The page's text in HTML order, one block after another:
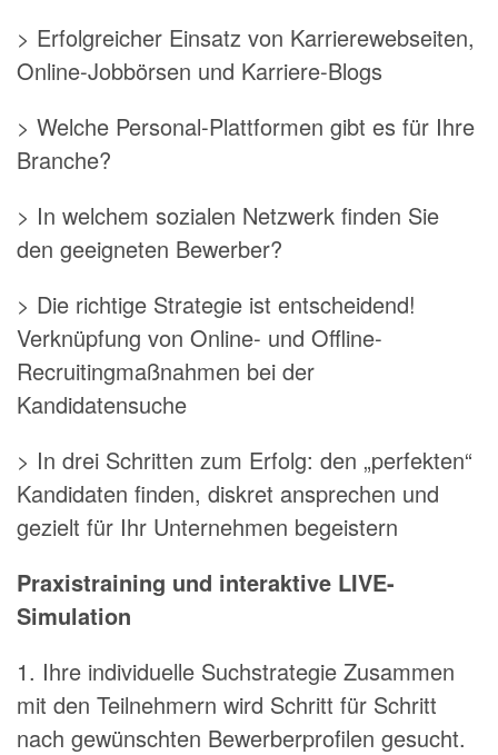
> Erfolgreicher Einsatz von Karrierewebseiten,
Online-Jobbörsen und Karriere-Blogs
> Welche Personal-Plattformen gibt es für Ihre
Branche?
> In welchem sozialen Netzwerk finden Sie
den geeigneten Bewerber?
> Die richtige Strategie ist entscheidend!
Verknüpfung von Online- und Offline-
Recruitingmaßnahmen bei der
Kandidatensuche
> In drei Schritten zum Erfolg: den „perfekten“
Kandidaten finden, diskret ansprechen und
gezielt für Ihr Unternehmen begeistern
Praxistraining und interaktive LIVE-
Simulation
1. Ihre individuelle Suchstrategie Zusammen
mit den Teilnehmern wird Schritt für Schritt
nach gewünschten Bewerberprofilen gesucht.